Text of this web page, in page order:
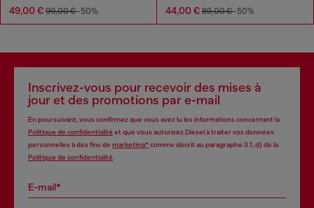
49,00 € 99,00 €-50% 44,00 € 89,00 €-50%
Inscrivez-vous pour recevoir des mises à
jour et des promotions par e-mail
En poursuivant, vous confirmez que vous avez lu les informations concernant la
Politique de confidentialité et que vous autorisez Diesel à traiter vos données
personnelles à des fins de marketing*comme décrit au paragraphe 3.1, d) de la
Politique de confidentialité
E-mail*